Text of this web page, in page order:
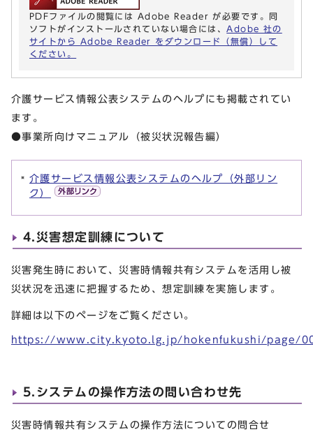
PDFファイルの閲覧には Adobe Reader が必要です。同
ソフトがインストールされていない場合には、 Adobe 社の
サイトから Adobe Reader をダウンロード（無償）して
ください。
介護サービス情報公表システムのヘルプにも掲載されてい
ます。
●事業所向けマニュアル（被災状況報告編）
介護サービス情報公表システムのヘルプ（外部リン
ク）
4.災害想定訓練について
災害発生時において、災害時情報共有システムを活用し被
災状況を迅速に把握するため、想定訓練を実施します。
詳細は以下のページをご覧ください。
https://www.city.kyoto.lg.jp/hokenfukushi/page/
5.システムの操作方法の問い合わせ先
災害時情報共有システムの操作方法についての問合せ